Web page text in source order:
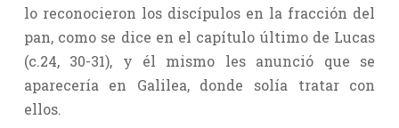
lo reconocieron los discípulos en la fracción del
pan, como se dice en el capítulo último de Lucas
(c.24, 30-31), y él mismo les anunció que se
aparecería en Galilea, donde solía tratar con
ellos.